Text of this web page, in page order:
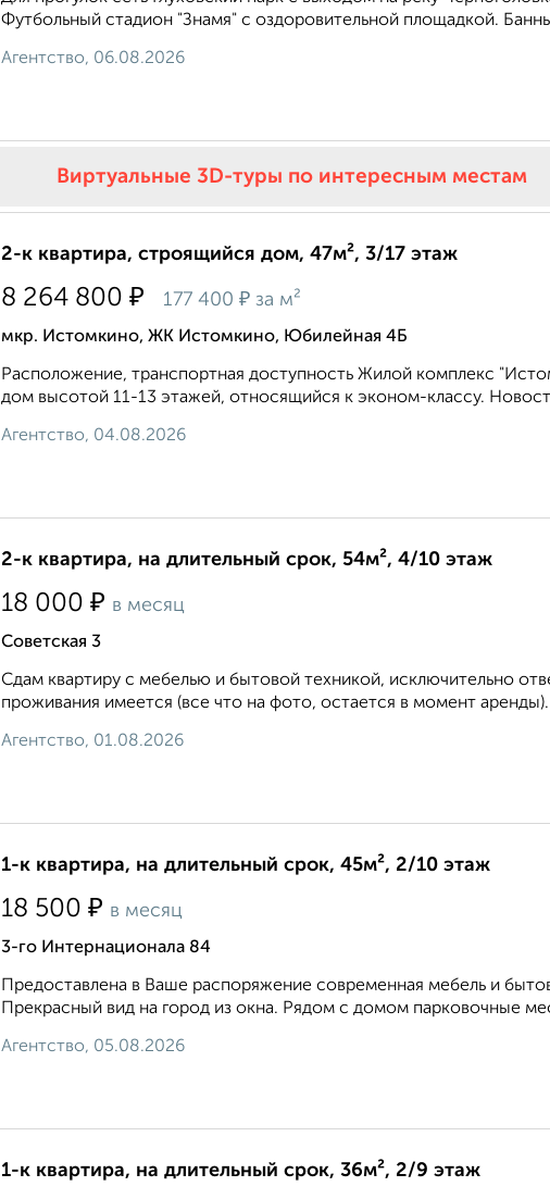
Футбольный стадион "Знамя" с оздоровительной площадкой.
Агентство, 06.08.2026
Виртуальные 3D-туры по интересным местам
2-к квартира, строящийся дом, 47м², 3/17 этаж
8 264 800 ₽ 177 400 ₽ за м²
мкр. Истомкино, ЖК Истомкино, Юбилейная 4Б
Расположение, транспортная доступность Жилой комплекс
дом высотой 11-13 этажей, относящийся к эконом-классу.
Агентство, 04.08.2026
2-к квартира, на длительный срок, 54м², 4/10 этаж
18 000 ₽ в месяц
Советская 3
Сдам квартиру с мебелью и бытовой техникой, исключительно
проживания имеется (все что на фото, остается в момент
Агентство, 01.08.2026
1-к квартира, на длительный срок, 45м², 2/10 этаж
18 500 ₽ в месяц
3-го Интернационала 84
Предоставлена в Ваше распоряжение современная мебель и
Прекрасный вид на город из окна. Рядом с домом парковочные
Агентство, 05.08.2026
1-к квартира, на длительный срок, 36м², 2/9 этаж